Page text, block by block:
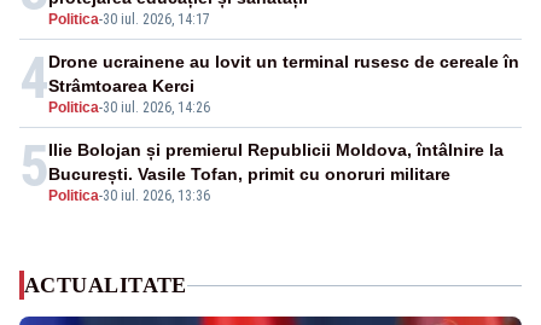
Politica-30 iul. 2026, 14:17
4 Politica-30 iul. 2026, 14:26
Drone ucrainene au lovit un terminal rusesc de cereale în
Strâmtoarea Kerci
5 Politica-30 iul. 2026, 13:36
Ilie Bolojan și premierul Republicii Moldova, întâlnire la
București. Vasile Tofan, primit cu onoruri militare
ACTUALITATE